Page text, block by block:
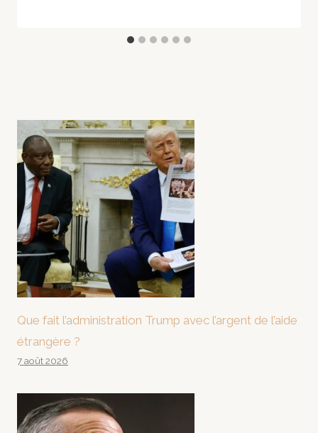
Que fait l’administration Trump avec l’argent de l’aide
étrangère ?
7 août 2026